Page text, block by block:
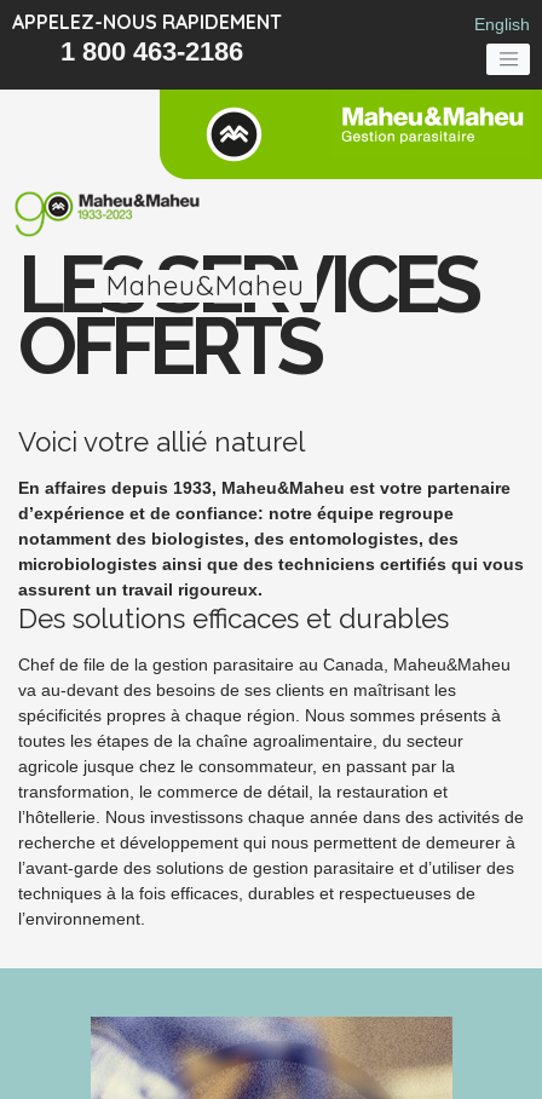
APPELEZ-NOUS RAPIDEMENT
1 800 463-2186
English
LES SERVICES
OFFERTS
Maheu&Maheu
Voici votre allié naturel
En affaires depuis 1933, Maheu&Maheu est votre partenaire
d’expérience et de confiance: notre équipe regroupe
notamment des biologistes, des entomologistes, des
microbiologistes ainsi que des techniciens certifiés qui vous
assurent un travail rigoureux.
Des solutions efficaces et durables
Chef de file de la gestion parasitaire au Canada, Maheu&Maheu
va au-devant des besoins de ses clients en maîtrisant les
spécificités propres à chaque région. Nous sommes présents à
toutes les étapes de la chaîne agroalimentaire, du secteur
agricole jusque chez le consommateur, en passant par la
transformation, le commerce de détail, la restauration et
l’hôtellerie. Nous investissons chaque année dans des activités de
recherche et développement qui nous permettent de demeurer à
l’avant-garde des solutions de gestion parasitaire et d’utiliser des
techniques à la fois efficaces, durables et respectueuses de
l’environnement.